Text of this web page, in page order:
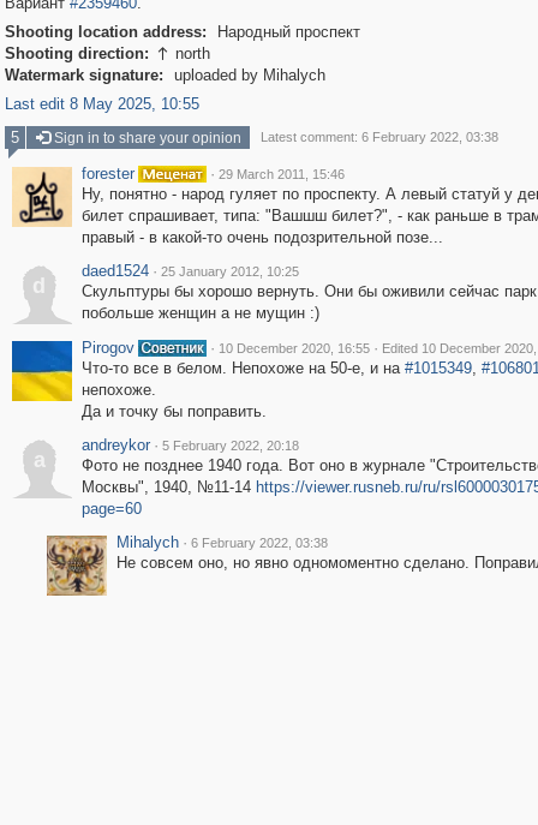
Shooting location address:
Народный проспект
Shooting direction:  north
Watermark signature:
uploaded by Mihalych
Last edit 8 May 2025, 10:55
5
Sign in to share your opinion Latest comment: 6 February 2022, 03:38
forester · 29 March 2011, 15:46
Ну, понятно - народ гуляет по проспекту. А левый статуй у
билет спрашивает, типа: "Вашшш билет?", - как раньше в
правый - в какой-то очень подозрительной позе...
d
daed1524 · 25 January 2012, 10:25
Скульптуры бы хорошо вернуть. Они бы оживили сейчас
побольше женщин а не мущин :)
Pirogov
· 10 December 2020, 16:55 · Edited 10 December
Что-то все в белом. Непохоже на 50-е, и на #1015349,
непохоже.
Да и точку бы поправить.
a
andreykor · 5 February 2022, 20:18
Фото не позднее 1940 года. Вот оно в журнале
Москвы", 1940, №11-14 https://viewer.rusneb.ru/ru/
page=60
Mihalych · 6 February 2022, 03:38
Не совсем оно, но явно одномоментно сделано.